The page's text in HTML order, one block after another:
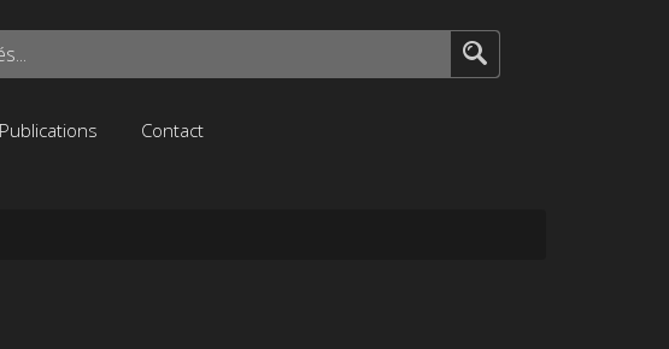
Publications Contact